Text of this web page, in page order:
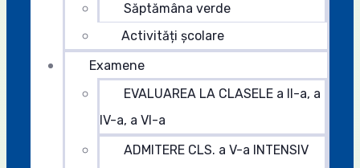
Săptămâna verde
Activități școlare
Examene
EVALUAREA LA CLASELE a II-a, a
IV-a, a VI-a
ADMITERE CLS. a V-a INTENSIV